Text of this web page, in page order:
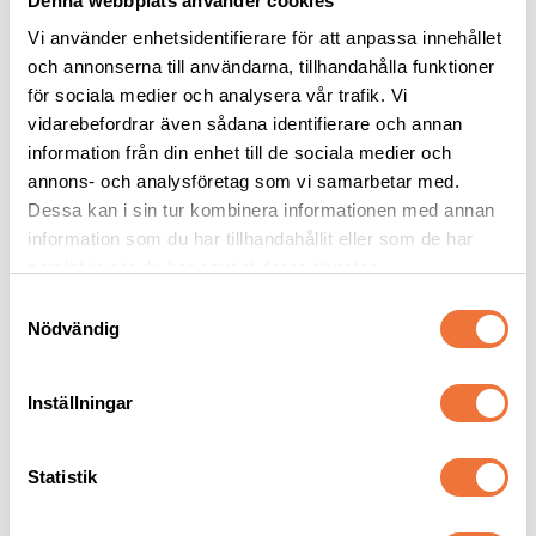
Vi använder enhetsidentifierare för att anpassa innehållet
och annonserna till användarna, tillhandahålla funktioner
för sociala medier och analysera vår trafik. Vi
vidarebefordrar även sådana identifierare och annan
information från din enhet till de sociala medier och
annons- och analysföretag som vi samarbetar med.
Dessa kan i sin tur kombinera informationen med annan
information som du har tillhandahållit eller som de har
Nödvändig
Inställningar
Statistik
Flexikoppel Black
Design LARGE med
svart/grå
Maxvikt hund 50 kg
269kr
Vetbed Kelly
Gråmelerad - Vita
119kr